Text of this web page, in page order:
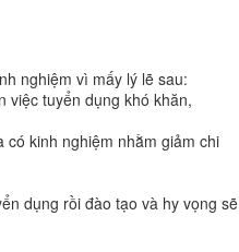
nghiệm vì mấy lý lẽ sau:
việc tuyển dụng khó khăn,
kinh nghiệm nhằm giảm chi
dụng rồi đào tạo và hy vọng sẽ